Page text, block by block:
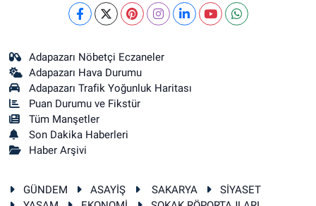
Adapazarı Nöbetçi Eczaneler
Adapazarı Hava Durumu
Adapazarı Trafik Yoğunluk Haritası
Puan Durumu ve Fikstür
Tüm Manşetler
Son Dakika Haberleri
Haber Arşivi
GÜNDEM ASAYİŞ SAKARYA
SİYASET